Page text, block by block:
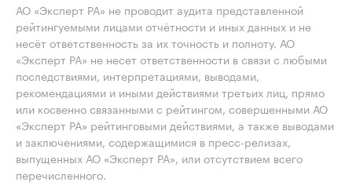
АО «Эксперт РА» не проводит аудита представленной
рейтингуемыми лицами отчётности и иных данных и не
несёт ответственность за их точность и полноту. АО
«Эксперт РА» не несет ответственности в связи с любыми
последствиями, интерпретациями, выводами,
рекомендациями и иными действиями третьих лиц, прямо
или косвенно связанными с рейтингом, совершенными АО
«Эксперт РА» рейтинговыми действиями, а также выводами
и заключениями, содержащимися в пресс-релизах,
выпущенных АО «Эксперт РА», или отсутствием всего
перечисленного.